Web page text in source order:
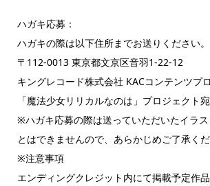
ハガキ応募：
ハガキの際は以下住所までお送りください。
〒112-0013 東京都文京区音羽1-22-12
キングレコード株式会社 KACコンテンツプ
「魔法少女リリカルなのは」プロジェクト宛
※ハガキ応募の際は送っていただいたイラ
とはできませんので、あらかじめご了承くだ
※注意事項
エンディングクレジット内にて掲載予定作